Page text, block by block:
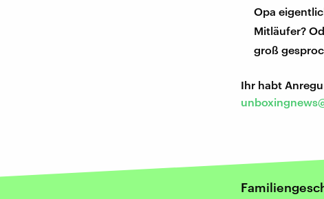
Opa
Mitläufer?
groß
Ihr habt